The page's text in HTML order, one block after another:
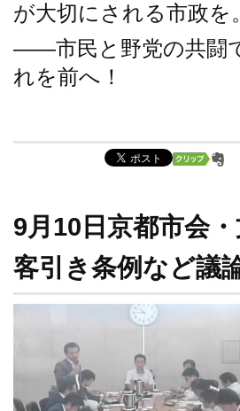
が大切にされる市政
――市民と野党の共闘
れを前へ！
9月10日京都市会
客引き条例など議